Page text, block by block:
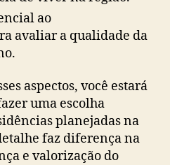
ao
avaliar a qualidade da
aspectos, você estará
uma escolha
planejadas na
faz diferença na
e valorização do